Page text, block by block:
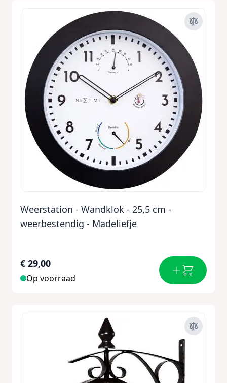
Weerstation - Wandklok - 25,5 cm -
weerbestendig - Madeliefje
€ 29,00
Op voorraad